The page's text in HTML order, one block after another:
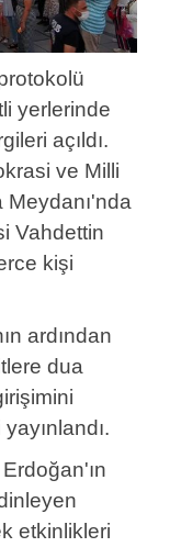
yerlerinde
açıldı.
ve Milli
Vahdettin
kişi
ardından
dua
etkinlikleri